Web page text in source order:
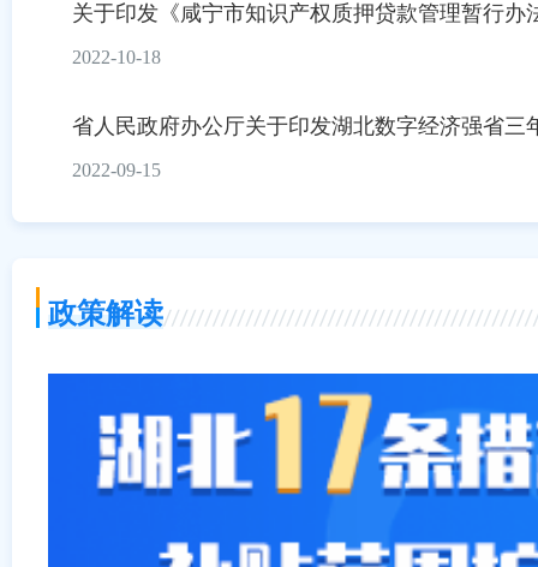
关于印发《咸宁市知识产权质押贷款管理暂行办
2022-10-18
省人民政府办公厅关于印发湖北数字经济强省三
2022-09-15
政策解读